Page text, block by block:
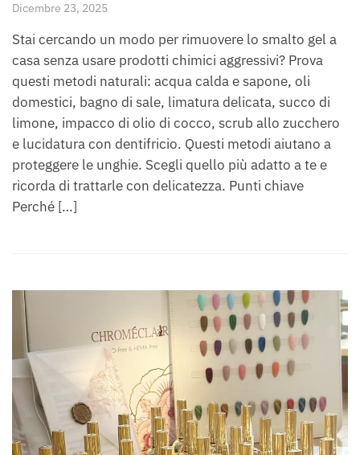
Dicembre 23, 2025
Stai cercando un modo per rimuovere lo smalto gel a
casa senza usare prodotti chimici aggressivi? Prova
questi metodi naturali: acqua calda e sapone, oli
domestici, bagno di sale, limatura delicata, succo di
limone, impacco di olio di cocco, scrub allo zucchero
e lucidatura con dentifricio. Questi metodi aiutano a
proteggere le unghie. Scegli quello più adatto a te e
ricorda di trattarle con delicatezza. Punti chiave
Perché […]